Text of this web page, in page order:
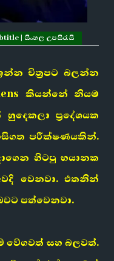
| සිංහල උපසිරැසි
චිත්‍රපට බලන්න
කියන්නේ නියම
ප්‍රදේශයක
පරීක්ෂණයකින්.
හිටපු භයානක
වෙනවා. එතනින්
පත්වෙනවා.
වේගවත් සහ බලවත්.